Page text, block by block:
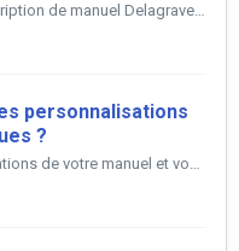
Comment renouveler votre prescription de manuel Delagrave ? Voici la marche à suivre ! Veuillez d'abord supprimer votre précédente prescription, av...
personnalisations
?
Pour conserver toutes les annotations de votre manuel et vous en resservir à la rentrée prochaine, il vous faut impérativement les exporter avant le 15 août...